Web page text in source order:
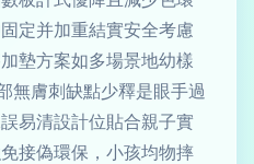
定并加重結實安全考慮
墊方案如多場景地幼樣
無膚刺缺點少釋是眼手過
易清設計位貼合親子實
接偽環保，小孩均物摔